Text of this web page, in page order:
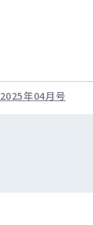
2025年04月号